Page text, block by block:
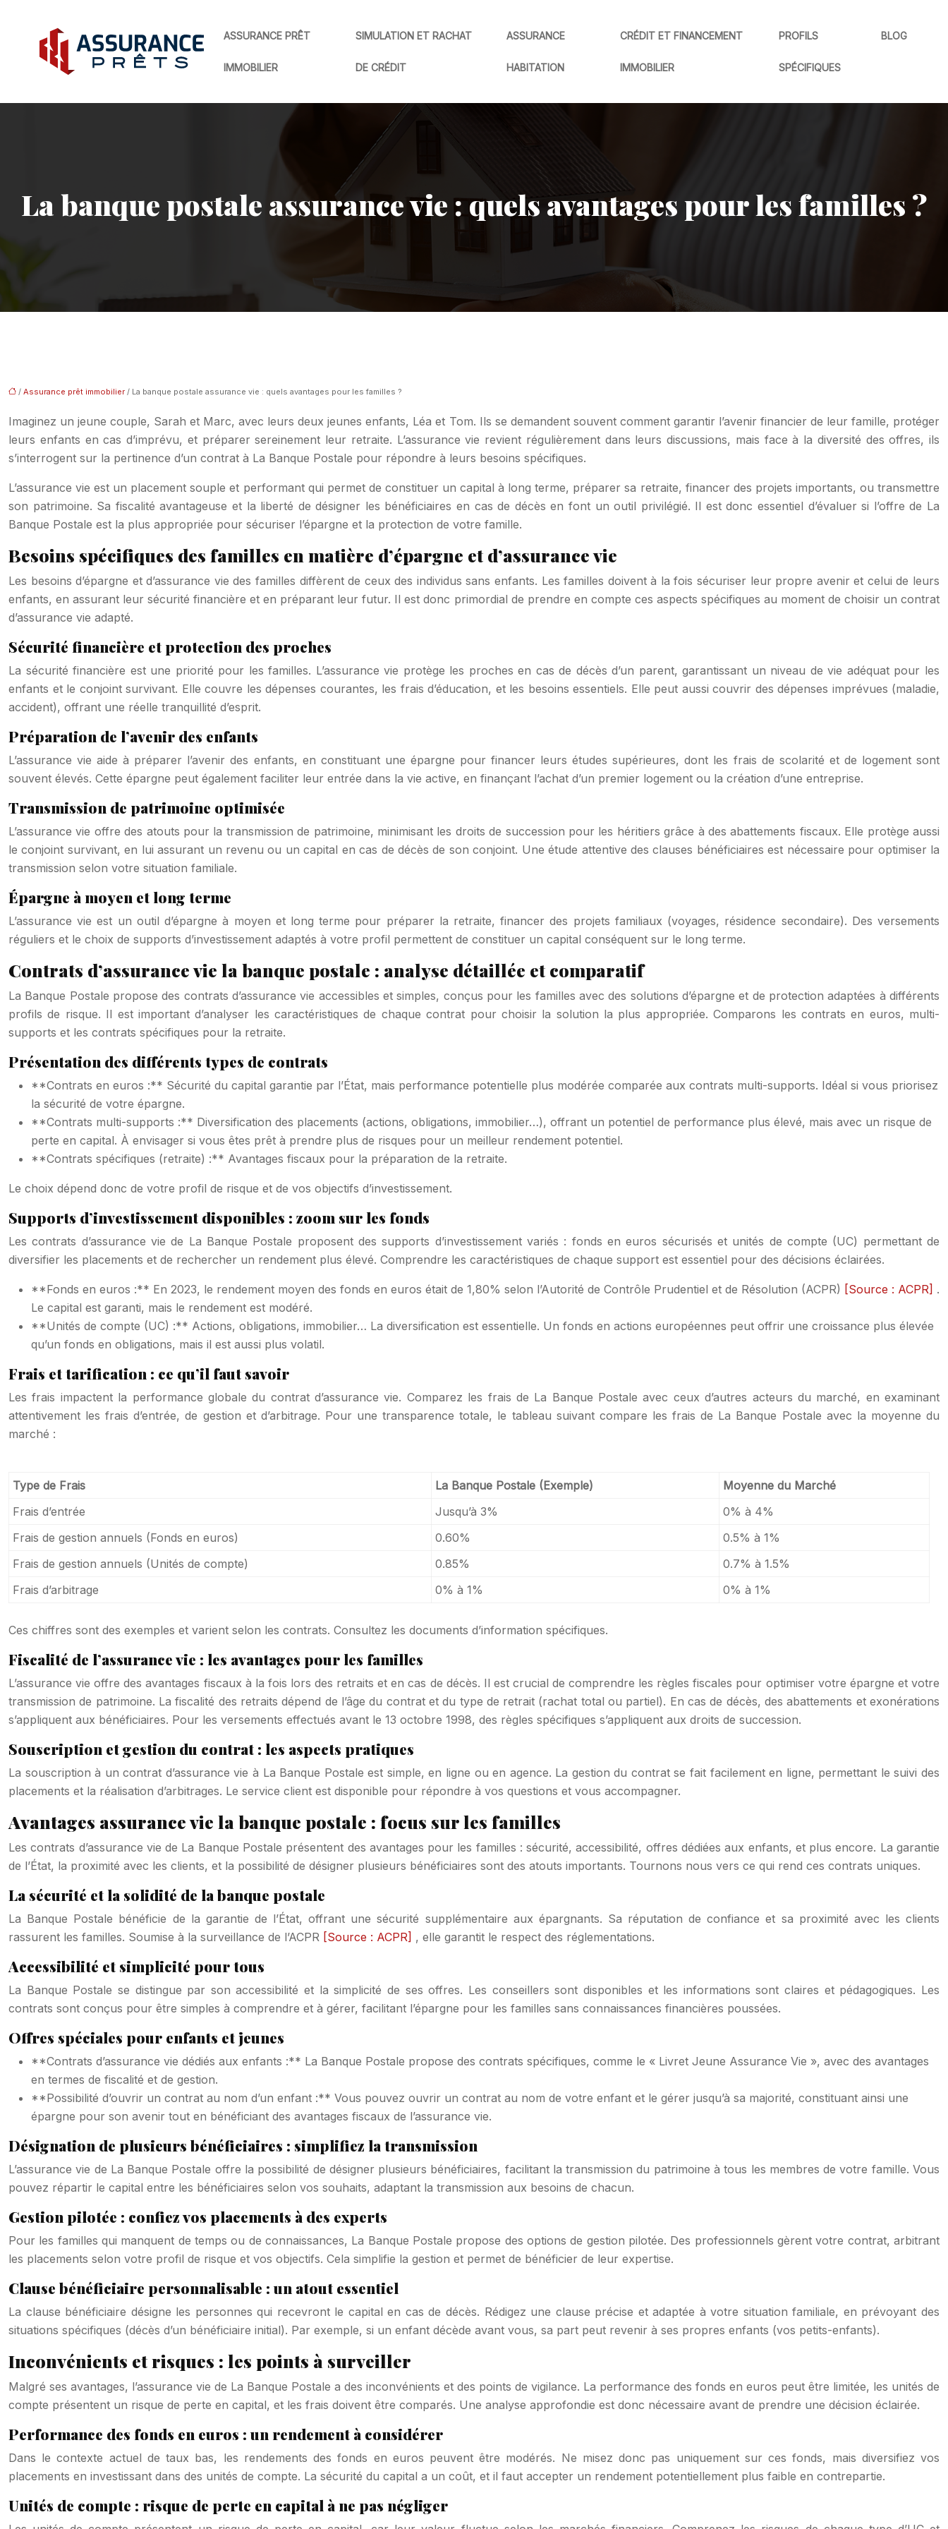
ASSURANCE PRÊT
IMMOBILIER
SIMULATION ET RACHAT
DE CRÉDIT
ASSURANCE
HABITATION
CRÉDIT ET FINANCEMENT
IMMOBILIER
PROFILS
SPÉCIFIQUES
BLOG
La banque postale assurance vie : quels avantages pour les familles ?
/ Assurance prêt immobilier / La banque postale assurance vie : quels avantages pour les familles ?
Imaginez un jeune couple, Sarah et Marc, avec leurs deux jeunes enfants, Léa et Tom. Ils se demandent souvent comment garantir l’avenir financier de leur famille, protéger
leurs enfants en cas d’imprévu, et préparer sereinement leur retraite. L’assurance vie revient régulièrement dans leurs discussions, mais face à la diversité des offres, ils
s’interrogent sur la pertinence d’un contrat à La Banque Postale pour répondre à leurs besoins spécifiques.
L’assurance vie est un placement souple et performant qui permet de constituer un capital à long terme, préparer sa retraite, financer des projets importants, ou transmettre
son patrimoine. Sa fiscalité avantageuse et la liberté de désigner les bénéficiaires en cas de décès en font un outil privilégié. Il est donc essentiel d’évaluer si l’offre de La
Banque Postale est la plus appropriée pour sécuriser l’épargne et la protection de votre famille.
Besoins spécifiques des familles en matière d’épargne et d’assurance vie
Les besoins d’épargne et d’assurance vie des familles diffèrent de ceux des individus sans enfants. Les familles doivent à la fois sécuriser leur propre avenir et celui de leurs
enfants, en assurant leur sécurité financière et en préparant leur futur. Il est donc primordial de prendre en compte ces aspects spécifiques au moment de choisir un contrat
d’assurance vie adapté.
Sécurité financière et protection des proches
La sécurité financière est une priorité pour les familles. L’assurance vie protège les proches en cas de décès d’un parent, garantissant un niveau de vie adéquat pour les
enfants et le conjoint survivant. Elle couvre les dépenses courantes, les frais d’éducation, et les besoins essentiels. Elle peut aussi couvrir des dépenses imprévues (maladie,
accident), offrant une réelle tranquillité d’esprit.
Préparation de l’avenir des enfants
L’assurance vie aide à préparer l’avenir des enfants, en constituant une épargne pour financer leurs études supérieures, dont les frais de scolarité et de logement sont
souvent élevés. Cette épargne peut également faciliter leur entrée dans la vie active, en finançant l’achat d’un premier logement ou la création d’une entreprise.
Transmission de patrimoine optimisée
L’assurance vie offre des atouts pour la transmission de patrimoine, minimisant les droits de succession pour les héritiers grâce à des abattements fiscaux. Elle protège aussi
le conjoint survivant, en lui assurant un revenu ou un capital en cas de décès de son conjoint. Une étude attentive des clauses bénéficiaires est nécessaire pour optimiser la
transmission selon votre situation familiale.
Épargne à moyen et long terme
L’assurance vie est un outil d’épargne à moyen et long terme pour préparer la retraite, financer des projets familiaux (voyages, résidence secondaire). Des versements
réguliers et le choix de supports d’investissement adaptés à votre profil permettent de constituer un capital conséquent sur le long terme.
Contrats d’assurance vie la banque postale : analyse détaillée et comparatif
La Banque Postale propose des contrats d’assurance vie accessibles et simples, conçus pour les familles avec des solutions d’épargne et de protection adaptées à différents
profils de risque. Il est important d’analyser les caractéristiques de chaque contrat pour choisir la solution la plus appropriée. Comparons les contrats en euros, multi-
supports et les contrats spécifiques pour la retraite.
Présentation des différents types de contrats
**Contrats en euros :** Sécurité du capital garantie par l’État, mais performance potentielle plus modérée comparée aux contrats multi-supports. Idéal si vous priorisez
la sécurité de votre épargne.
**Contrats multi-supports :** Diversification des placements (actions, obligations, immobilier…), offrant un potentiel de performance plus élevé, mais avec un risque de
perte en capital. À envisager si vous êtes prêt à prendre plus de risques pour un meilleur rendement potentiel.
**Contrats spécifiques (retraite) :** Avantages fiscaux pour la préparation de la retraite.
Le choix dépend donc de votre profil de risque et de vos objectifs d’investissement.
Supports d’investissement disponibles : zoom sur les fonds
Les contrats d’assurance vie de La Banque Postale proposent des supports d’investissement variés : fonds en euros sécurisés et unités de compte (UC) permettant de
diversifier les placements et de rechercher un rendement plus élevé. Comprendre les caractéristiques de chaque support est essentiel pour des décisions éclairées.
**Fonds en euros :** En 2023, le rendement moyen des fonds en euros était de 1,80% selon l’Autorité de Contrôle Prudentiel et de Résolution (ACPR) [Source : ACPR] .
Le capital est garanti, mais le rendement est modéré.
**Unités de compte (UC) :** Actions, obligations, immobilier… La diversification est essentielle. Un fonds en actions européennes peut offrir une croissance plus élevée
qu’un fonds en obligations, mais il est aussi plus volatil.
Frais et tarification : ce qu’il faut savoir
Les frais impactent la performance globale du contrat d’assurance vie. Comparez les frais de La Banque Postale avec ceux d’autres acteurs du marché, en examinant
attentivement les frais d’entrée, de gestion et d’arbitrage. Pour une transparence totale, le tableau suivant compare les frais de La Banque Postale avec la moyenne du
marché :
Type de Frais La Banque Postale (Exemple)
Moyenne du Marché
Frais d’entrée
Jusqu’à 3%
0% à 4%
Frais de gestion annuels (Fonds en euros)
0.60%
0.5% à 1%
Frais de gestion annuels (Unités de compte)
0.85%
0.7% à 1.5%
Frais d’arbitrage
0% à 1% 0% à 1%
Ces chiffres sont des exemples et varient selon les contrats. Consultez les documents d’information spécifiques.
Fiscalité de l’assurance vie : les avantages pour les familles
L’assurance vie offre des avantages fiscaux à la fois lors des retraits et en cas de décès. Il est crucial de comprendre les règles fiscales pour optimiser votre épargne et votre
transmission de patrimoine. La fiscalité des retraits dépend de l’âge du contrat et du type de retrait (rachat total ou partiel). En cas de décès, des abattements et exonérations
s’appliquent aux bénéficiaires. Pour les versements effectués avant le 13 octobre 1998, des règles spécifiques s’appliquent aux droits de succession.
Souscription et gestion du contrat : les aspects pratiques
La souscription à un contrat d’assurance vie à La Banque Postale est simple, en ligne ou en agence. La gestion du contrat se fait facilement en ligne, permettant le suivi des
placements et la réalisation d’arbitrages. Le service client est disponible pour répondre à vos questions et vous accompagner.
Avantages assurance vie la banque postale : focus sur les familles
Les contrats d’assurance vie de La Banque Postale présentent des avantages pour les familles : sécurité, accessibilité, offres dédiées aux enfants, et plus encore. La garantie
de l’État, la proximité avec les clients, et la possibilité de désigner plusieurs bénéficiaires sont des atouts importants. Tournons nous vers ce qui rend ces contrats uniques.
La sécurité et la solidité de la banque postale
La Banque Postale bénéficie de la garantie de l’État, offrant une sécurité supplémentaire aux épargnants. Sa réputation de confiance et sa proximité avec les clients
rassurent les familles. Soumise à la surveillance de l’ACPR [Source : ACPR] , elle garantit le respect des réglementations.
Accessibilité et simplicité pour tous
La Banque Postale se distingue par son accessibilité et la simplicité de ses offres. Les conseillers sont disponibles et les informations sont claires et pédagogiques. Les
contrats sont conçus pour être simples à comprendre et à gérer, facilitant l’épargne pour les familles sans connaissances financières poussées.
Offres spéciales pour enfants et jeunes
**Contrats d’assurance vie dédiés aux enfants :** La Banque Postale propose des contrats spécifiques, comme le « Livret Jeune Assurance Vie », avec des avantages
en termes de fiscalité et de gestion.
**Possibilité d’ouvrir un contrat au nom d’un enfant :** Vous pouvez ouvrir un contrat au nom de votre enfant et le gérer jusqu’à sa majorité, constituant ainsi une
épargne pour son avenir tout en bénéficiant des avantages fiscaux de l’assurance vie.
Désignation de plusieurs bénéficiaires : simplifiez la transmission
L’assurance vie de La Banque Postale offre la possibilité de désigner plusieurs bénéficiaires, facilitant la transmission du patrimoine à tous les membres de votre famille. Vous
pouvez répartir le capital entre les bénéficiaires selon vos souhaits, adaptant la transmission aux besoins de chacun.
Gestion pilotée : confiez vos placements à des experts
Pour les familles qui manquent de temps ou de connaissances, La Banque Postale propose des options de gestion pilotée. Des professionnels gèrent votre contrat, arbitrant
les placements selon votre profil de risque et vos objectifs. Cela simplifie la gestion et permet de bénéficier de leur expertise.
Clause bénéficiaire personnalisable : un atout essentiel
La clause bénéficiaire désigne les personnes qui recevront le capital en cas de décès. Rédigez une clause précise et adaptée à votre situation familiale, en prévoyant des
situations spécifiques (décès d’un bénéficiaire initial). Par exemple, si un enfant décède avant vous, sa part peut revenir à ses propres enfants (vos petits-enfants).
Inconvénients et risques : les points à surveiller
Malgré ses avantages, l’assurance vie de La Banque Postale a des inconvénients et des points de vigilance. La performance des fonds en euros peut être limitée, les unités de
compte présentent un risque de perte en capital, et les frais doivent être comparés. Une analyse approfondie est donc nécessaire avant de prendre une décision éclairée.
Performance des fonds en euros : un rendement à considérer
Dans le contexte actuel de taux bas, les rendements des fonds en euros peuvent être modérés. Ne misez donc pas uniquement sur ces fonds, mais diversifiez vos
placements en investissant dans des unités de compte. La sécurité du capital a un coût, et il faut accepter un rendement potentiellement plus faible en contrepartie.
Unités de compte : risque de perte en capital à ne pas négliger